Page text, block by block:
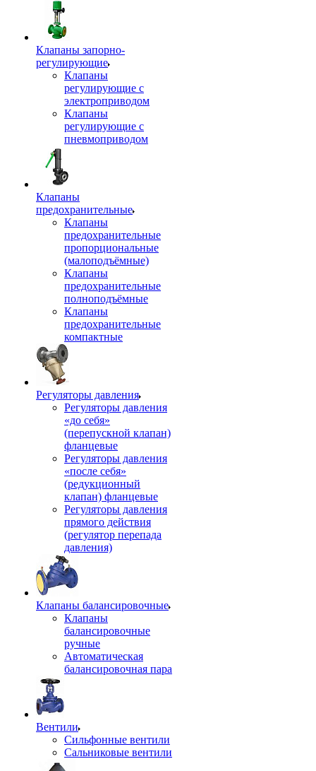
Клапаны запорно-
регулирующие
Клапаны
регулирующие с
электроприводом
Клапаны
регулирующие с
пневмоприводом
Клапаны
предохранительные
Клапаны
предохранительные
пропорциональные
(малоподъёмные)
Клапаны
предохранительные
полноподъёмные
Клапаны
предохранительные
компактные
Регуляторы давления
Регуляторы давления
«до себя»
(перепускной клапан)
фланцевые
Регуляторы давления
«после себя»
(редукционный
клапан) фланцевые
Регуляторы давления
прямого действия
(регулятор перепада
давления)
Клапаны балансировочные
Клапаны
балансировочные
ручные
Автоматическая
балансировочная пара
Вентили
Сильфонные вентили
Сальниковые вентили